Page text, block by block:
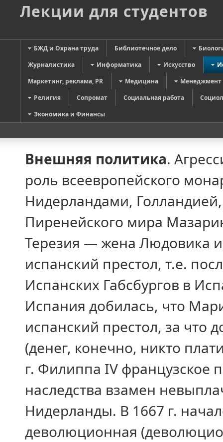
Лекции для студентов
БЖД и Охрана труда Библиотечное дело
Журналистика
Информатика Искусство
Маркетинг, реклама, PR
Медицина
Менеджмент
Религия
Сопромат Социальная работа
Экономика и Финансы
Внешняя политика.
роль всеевропейского
Нидерландами,
Пиренейского мира
Терезия — жена Людовика
испанский престол, т.е.
Испанских Габсбургов в
Испания добилась, что
испанский престол, за что
(денег, конечно, никто
г. Филиппа IV французское
наследства взамен
Нидерланды. В 1667 г.
деволюционная